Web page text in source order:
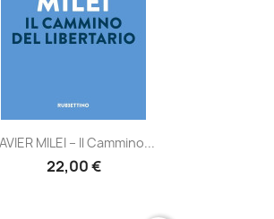
MILEI – Il Cammino...
22,00 €